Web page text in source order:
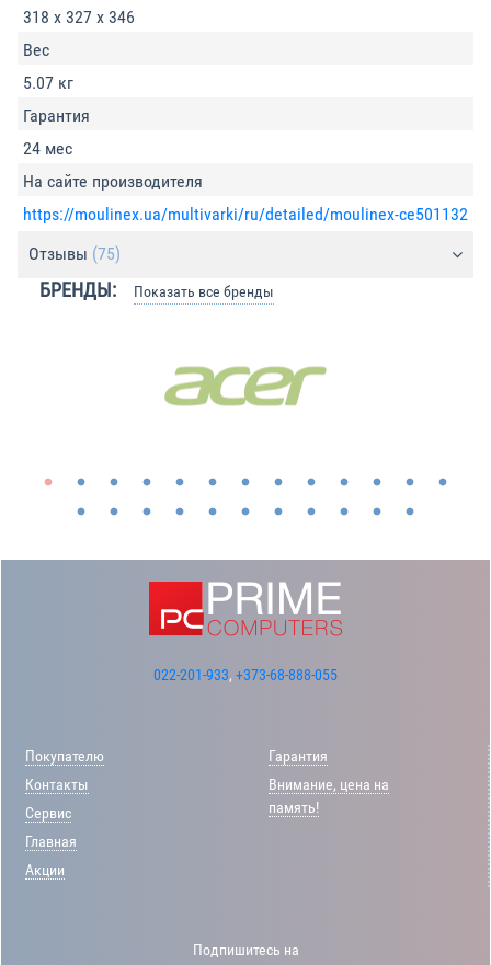
318 х 327 х 346
Вес
5.07 кг
Гарантия
24 мес
На сайте производителя
https://moulinex.ua/multivarki/ru/detailed/moulinex-ce501132
Отзывы (75)
БРЕНДЫ: Показать все бренды
022-201-933, +373-68-888-055
Покупателю
Контакты
Сервис
Главная
Акции
Гарантия
Внимание, цена на
память!
Подпишитесь на